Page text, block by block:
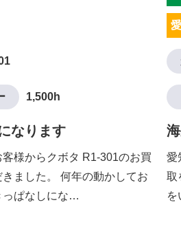
1,500h
なります
様からクボタ R1-301のお買
ました。 何年の動かしてお
っぱなしにな…
愛
取